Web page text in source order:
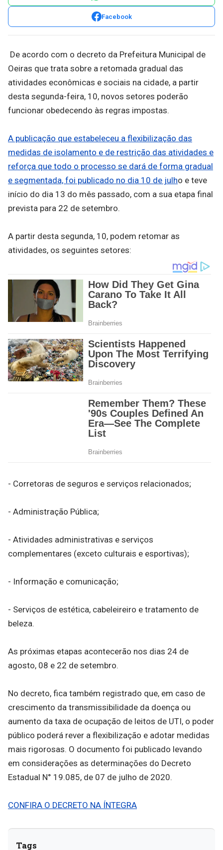
Facebook
De acordo com o decreto da Prefeitura Municipal de
Oeiras que trata sobre a retomada gradual das
atividades econômicas e sociais na cidade, a partir
desta segunda-feira, 10, novos setores poderão
funcionar obedecendo às regras impostas.
A publicação que estabeleceu a flexibilização das
medidas de isolamento e de restrição das atividades e
reforça que todo o processo se dará de forma gradual
e segmentada, foi publicado no dia 10 de julho e teve
início do dia 13 do mês passado, com a sua etapa final
prevista para 22 de setembro.
A partir desta segunda, 10, podem retomar as
atividades, os seguintes setores:
- Corretoras de seguros e serviços relacionados;
- Administração Pública;
- Atividades administrativas e serviços
complementares (exceto culturais e esportivas);
- Informação e comunicação;
- Serviços de estética, cabeleireiro e tratamento de
beleza.
As próximas etapas acontecerão nos dias 24 de
agosto, 08 e 22 de setembro.
No decreto, fica também registrado que, em caso de
crescimento da transmissibilidade da doença ou
aumento da taxa de ocupação de leitos de UTI, o poder
público poderá rever a flexibilização e adotar medidas
mais rigorosas. O documento foi publicado levando
em considerações as determinações do Decreto
Estadual N° 19.085, de 07 de julho de 2020.
CONFIRA O DECRETO NA ÍNTEGRA
Tags